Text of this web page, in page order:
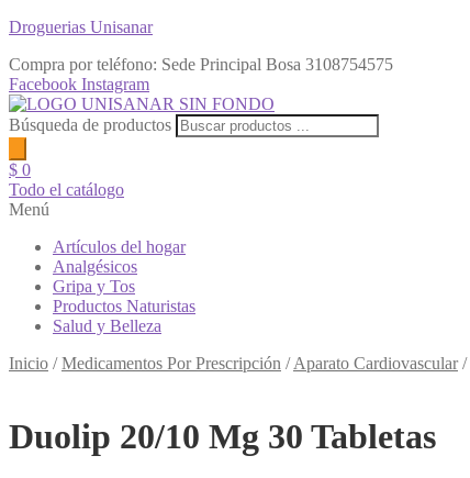
Droguerias Unisanar
Compra por teléfono: Sede Principal Bosa 3108754575
Facebook Instagram
Búsqueda de productos
$ 0
Todo el catálogo
Menú
Artículos del hogar
Analgésicos
Gripa y Tos
Productos Naturistas
Salud y Belleza
Inicio /Medicamentos Por Prescripción /Aparato Cardiovascular/
Duolip 20/10 Mg 30 Tabletas